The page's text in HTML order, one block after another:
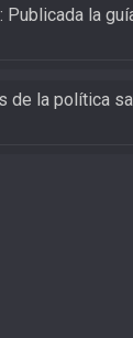
Publicada la
de la política